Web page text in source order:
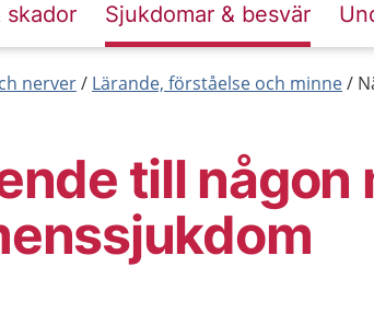
skador Sjukdomar & besvär
nerver Lärande, förståelse och minne
till någon